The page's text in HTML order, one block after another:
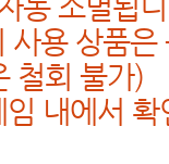
용 상품
철회 불가)
내에서